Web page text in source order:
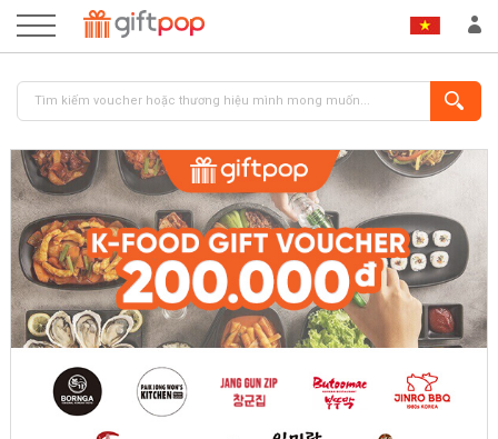
ĐĂNG NHẬP ĐĂNG KÝ